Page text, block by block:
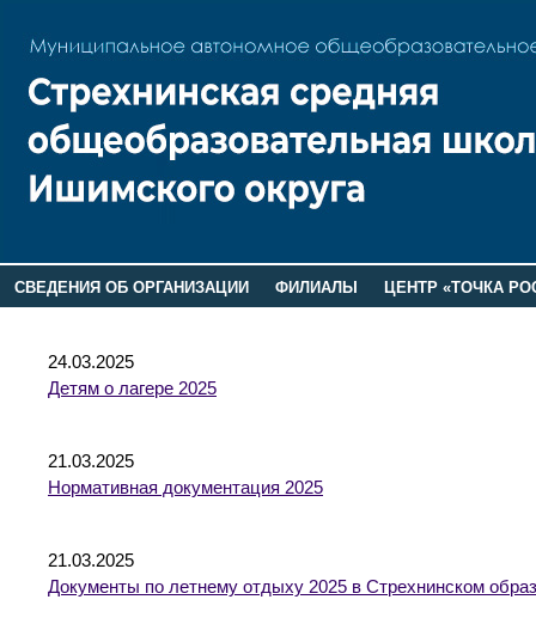
СВЕДЕНИЯ ОБ ОРГАНИЗАЦИИ ФИЛИАЛЫ
ЦЕНТР «ТОЧКА
24.03.2025
Детям о лагере 2025
21.03.2025
Нормативная документация 2025
21.03.2025
Документы по летнему отдыху 2025 в Стрехнинском